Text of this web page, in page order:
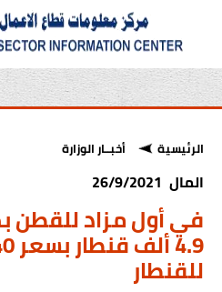
الرئيسية أخبــار الوزارة
المال 26/9/2021
في أول مزاد للقطن
للقنطار